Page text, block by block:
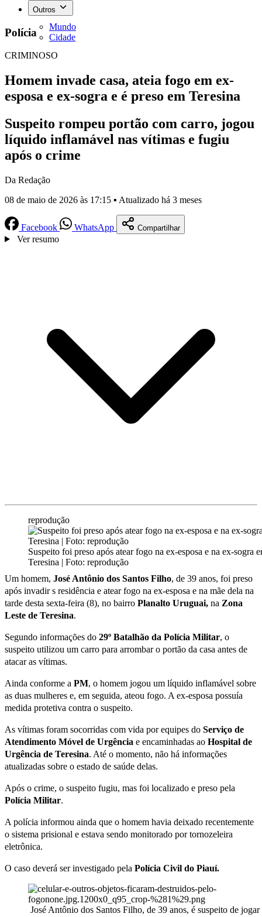
Outros
Mundo
Cidade
Polícia
CRIMINOSO
Homem invade casa, ateia fogo em ex-
esposa e ex-sogra e é preso em Teresina
Suspeito rompeu portão com carro, jogou
líquido inflamável nas vítimas e fugiu
após o crime
Da Redação
08 de maio de 2026 às 17:15 ▪ Atualizado há 3 meses
Facebook WhatsApp Compartilhar
Ver resumo
reprodução
Suspeito foi preso após atear fogo na ex-esposa e na ex-sogra
Teresina | Foto: reprodução
Um homem, José Antônio dos Santos Filho, de 39 anos, foi preso
após invadir s residência e atear fogo na ex-esposa e na mãe dela na
tarde desta sexta-feira (8), no bairro Planalto Uruguai, na Zona
Leste de Teresina.
Segundo informações do 29º Batalhão da Polícia Militar, o
suspeito utilizou um carro para arrombar o portão da casa antes de
atacar as vítimas.
Ainda conforme a PM, o homem jogou um líquido inflamável sobre
as duas mulheres e, em seguida, ateou fogo. A ex-esposa possuía
medida protetiva contra o suspeito.
As vítimas foram socorridas com vida por equipes do Serviço de
Atendimento Móvel de Urgência e encaminhadas ao Hospital de
Urgência de Teresina. Até o momento, não há informações
atualizadas sobre o estado de saúde delas.
Após o crime, o suspeito fugiu, mas foi localizado e preso pela
Polícia Militar.
A polícia informou ainda que o homem havia deixado recentemente
o sistema prisional e estava sendo monitorado por tornozeleira
eletrônica.
O caso deverá ser investigado pela Polícia Civil do Piauí.
José Antônio dos Santos Filho, de 39 anos, é suspeito de jogar